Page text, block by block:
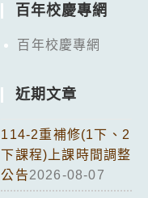
百年校慶專網
百年校慶專網
近期文章
114-2重補修(1下、2
下課程)上課時間調整
公告2026-08-07